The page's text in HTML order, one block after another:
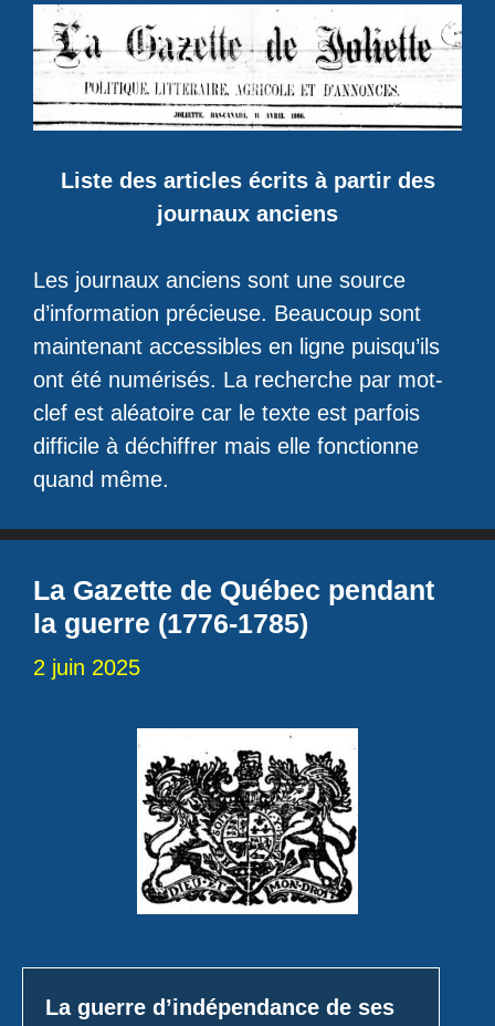
Liste des articles écrits à partir des
journaux anciens
Les journaux anciens sont une source
d’information précieuse. Beaucoup sont
maintenant accessibles en ligne puisqu’ils
ont été numérisés. La recherche par mot-
clef est aléatoire car le texte est parfois
difficile à déchiffrer mais elle fonctionne
quand même.
La Gazette de Québec pendant
la guerre (1776-1785)
2 juin 2025
La guerre d’indépendance de ses